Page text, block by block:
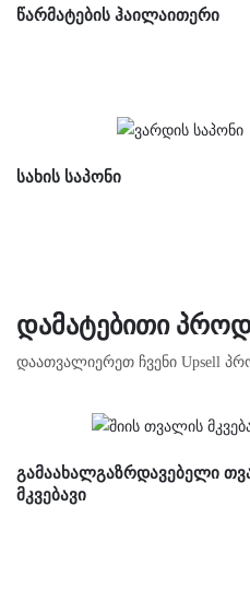
ᲬᲐᲠᲛᲐᲢᲔᲑᲘᲡ ᲰᲐᲘᲚᲐᲘᲗᲔᲠᲘ
ᲡᲐᲮᲘᲡ ᲡᲐᲞᲝᲜᲘ
ᲓᲐᲛᲐᲢᲔᲑᲘᲗᲘ
დაათვალიერეთ ჩვენი Upsell
ᲒᲐᲛᲐᲐᲮᲐᲚᲒᲐᲖᲠᲓᲐᲕᲔᲑᲔᲚᲘ
ᲛᲙᲕᲔᲑᲐᲕᲘ